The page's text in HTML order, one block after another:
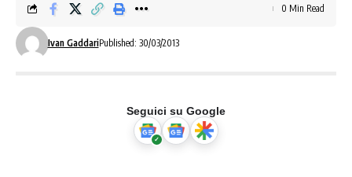
Ivan GaddariPublished: 30/03/2013
0 Min Read
Seguici su Google